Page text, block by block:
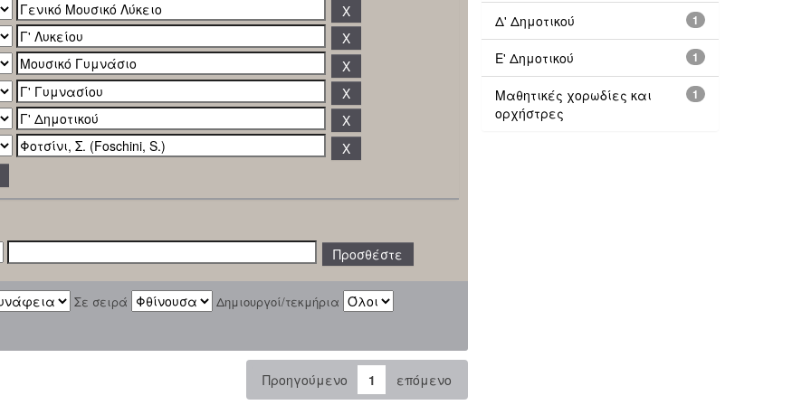
Σε σειρά Δημιουργοί/τεκμήρια
Προηγούμενο 1 επόμενο
1
Δ' Δημοτικού
1
Ε' Δημοτικού
1
Μαθητικές χορωδίες και
ορχήστρες